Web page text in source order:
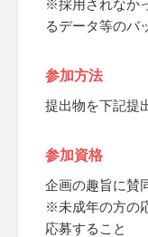
※採用されなか
るデータ等のバ
参加方法
提出物を下記提
参加資格
企画の趣旨に賛
※未成年の方の
応募すること